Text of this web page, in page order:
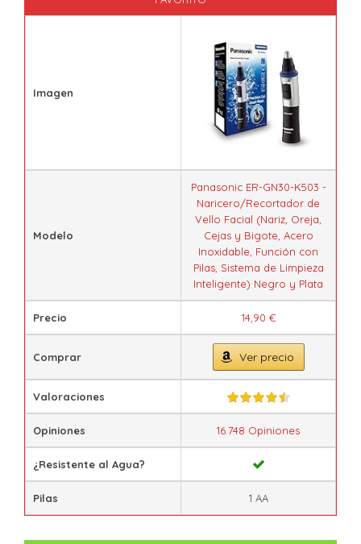
Imagen
Modelo
Panasonic ER-GN30-K503 -
Naricero/Recortador de
Vello Facial (Nariz, Oreja,
Cejas y Bigote, Acero
Inoxidable, Función con
Pilas, Sistema de Limpieza
Inteligente) Negro y Plata
Precio 14,90 €
Comprar Ver precio
Valoraciones
Opiniones 16.748 Opiniones
¿Resistente al Agua?
Pilas 1 AA